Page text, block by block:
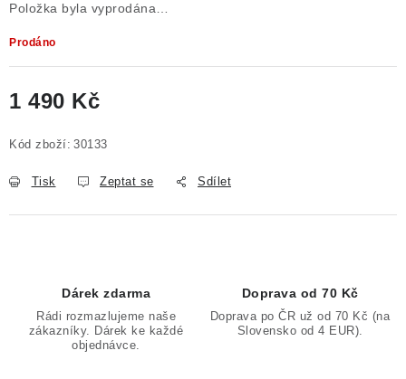
Položka byla vyprodána…
Prodáno
1 490 Kč
Kód zboží: 30133
Tisk Zeptat se Sdílet
Dárek zdarma
Rádi rozmazlujeme naše
zákazníky. Dárek ke každé
objednávce.
Doprava od 70 Kč
Doprava po ČR už od 70 Kč (na
Slovensko od 4 EUR).